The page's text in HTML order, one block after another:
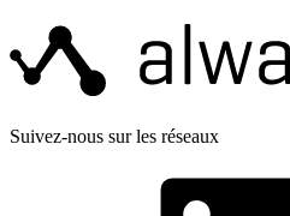
Suivez-nous sur les réseaux